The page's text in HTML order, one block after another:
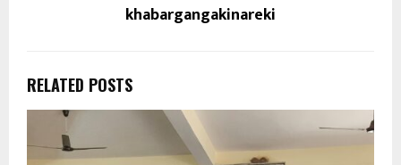
khabargangakinareki
RELATED POSTS